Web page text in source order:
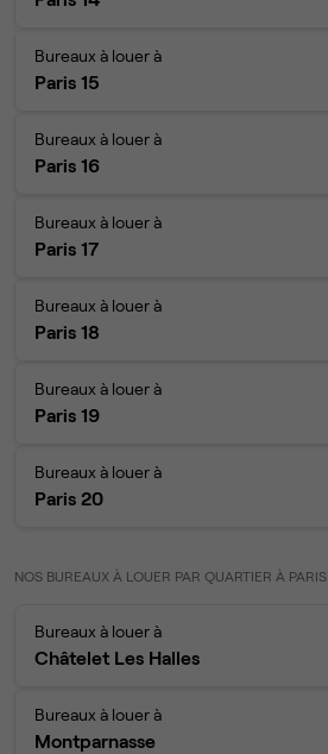
Bureaux à louer à
Paris 15
Bureaux à louer à
Paris 16
Bureaux à louer à
Paris 17
Bureaux à louer à
Paris 18
Bureaux à louer à
Paris 19
Bureaux à louer à
Paris 20
NOS BUREAUX À LOUER PAR QUARTIER À PARIS
Bureaux à louer à
Châtelet Les Halles
Bureaux à louer à
Montparnasse